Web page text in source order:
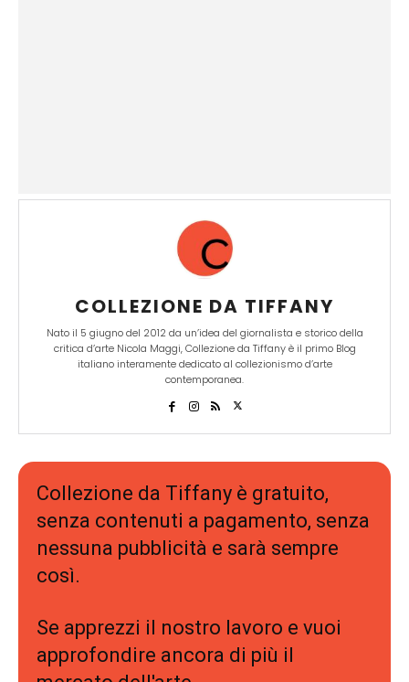
COLLEZIONE DA TIFFANY
Nato il 5 giugno del 2012 da un’idea del giornalista e storico della
critica d’arte Nicola Maggi, Collezione da Tiffany è il primo Blog
italiano interamente dedicato al collezionismo d’arte
contemporanea.
nessuna pubblicità e sarà sempre
Se apprezzi il nostro lavoro e vuoi
approfondire ancora di più il
mercato dell'arte,
puoi sostenerci abbonandoti a